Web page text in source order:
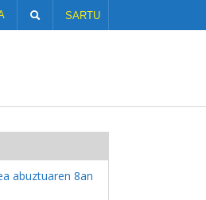
SARTU
abuztuaren 8an